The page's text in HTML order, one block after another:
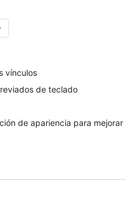
vínculos
de teclado
de apariencia para mejorar